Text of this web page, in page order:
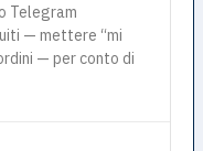
Telegram
— mettere “mi
— per conto di